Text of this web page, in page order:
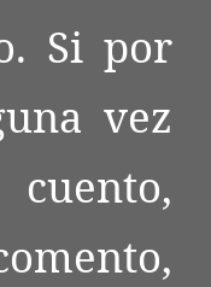
Si por
vez